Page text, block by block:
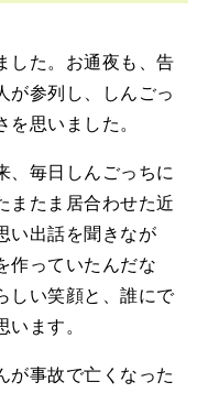
ぷかぷかさんと
ぷかぷか日記
採用情報
した。お通夜も、告
が参列し、しんごっ
思いました。
毎日しんごっちに
またま居合わせた近
い出話を聞きなが
作っていたんだな
しい笑顔と、誰にで
います。
事故で亡くなった